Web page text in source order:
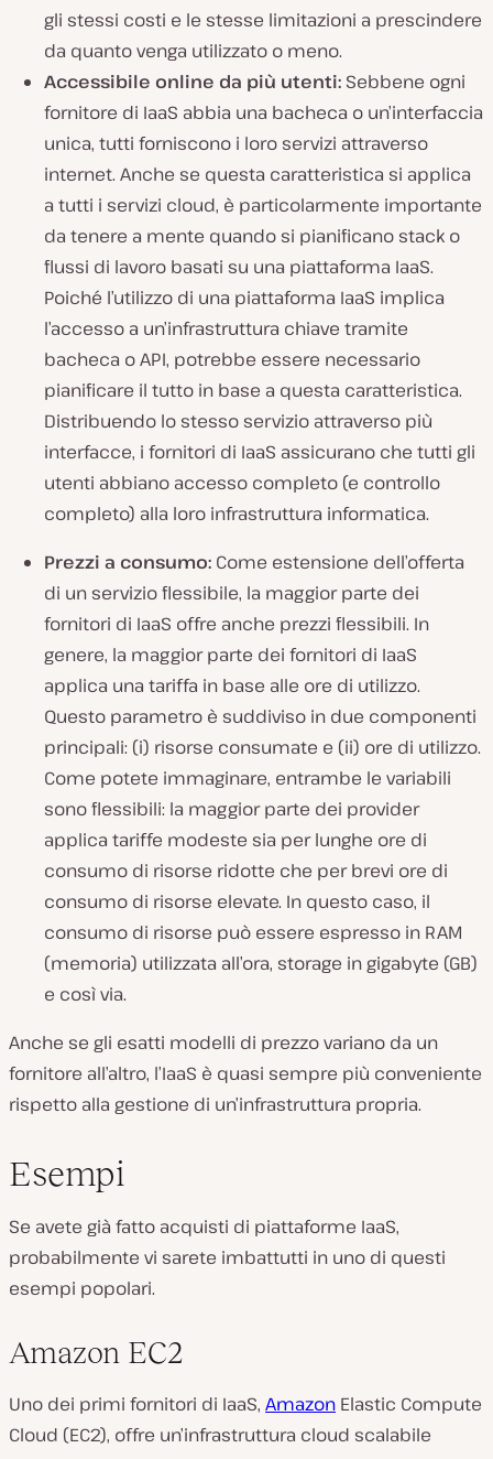
gli stessi costi e le stesse limitazioni a prescindere
da quanto venga utilizzato o meno.
Accessibile online da più utenti: Sebbene ogni
fornitore di IaaS abbia una bacheca o un’interfaccia
unica, tutti forniscono i loro servizi attraverso
internet. Anche se questa caratteristica si applica
a tutti i servizi cloud, è particolarmente importante
da tenere a mente quando si pianificano stack o
flussi di lavoro basati su una piattaforma IaaS.
Poiché l’utilizzo di una piattaforma IaaS implica
l’accesso a un’infrastruttura chiave tramite
bacheca o API, potrebbe essere necessario
pianificare il tutto in base a questa caratteristica.
Distribuendo lo stesso servizio attraverso più
interfacce, i fornitori di IaaS assicurano che tutti gli
utenti abbiano accesso completo (e controllo
completo) alla loro infrastruttura informatica.
Prezzi a consumo: Come estensione dell’offerta
di un servizio flessibile, la maggior parte dei
fornitori di IaaS offre anche prezzi flessibili. In
genere, la maggior parte dei fornitori di IaaS
applica una tariffa in base alle ore di utilizzo.
Questo parametro è suddiviso in due componenti
principali: (i) risorse consumate e (ii) ore di utilizzo.
Come potete immaginare, entrambe le variabili
sono flessibili: la maggior parte dei provider
applica tariffe modeste sia per lunghe ore di
consumo di risorse ridotte che per brevi ore di
consumo di risorse elevate. In questo caso, il
consumo di risorse può essere espresso in RAM
(memoria) utilizzata all’ora, storage in gigabyte (GB)
e così via.
Anche se gli esatti modelli di prezzo variano da un
fornitore all’altro, l’IaaS è quasi sempre più conveniente
rispetto alla gestione di un’infrastruttura propria.
Esempi
Se avete già fatto acquisti di piattaforme IaaS,
probabilmente vi sarete imbattutti in uno di questi
esempi popolari.
Amazon EC2
Uno dei primi fornitori di IaaS, Amazon Elastic Compute
Cloud (EC2), offre un’infrastruttura cloud scalabile